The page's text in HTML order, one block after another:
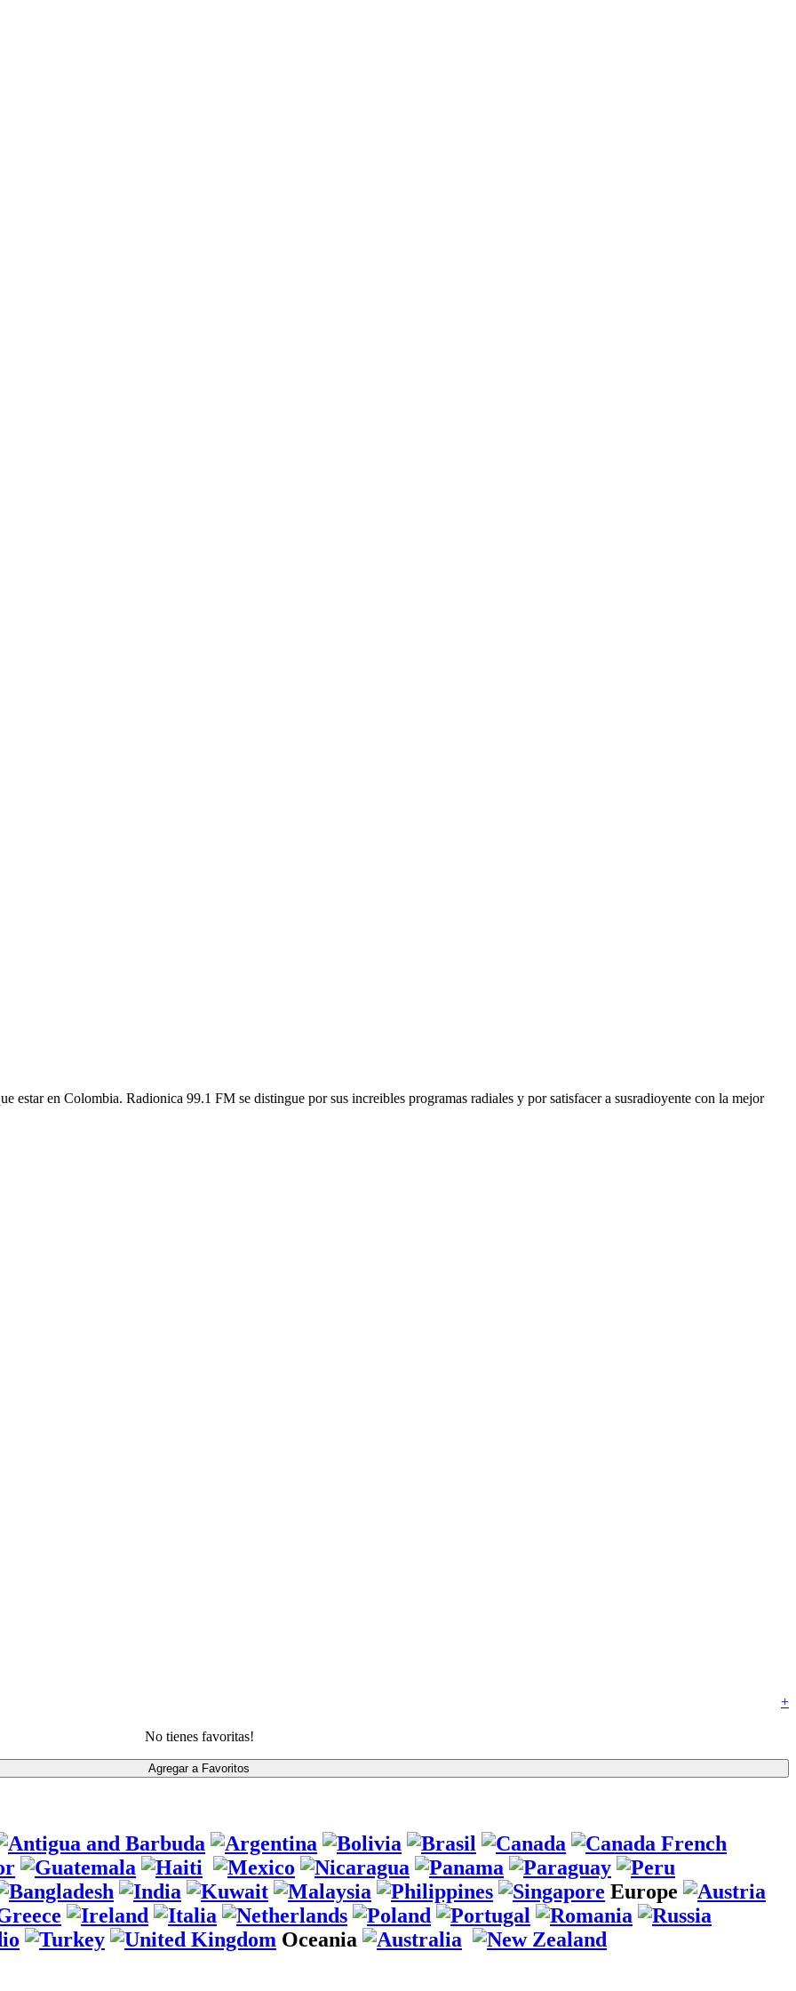
estar en Colombia. Radionica 99.1 FM se distingue por sus increibles programas radiales y por satisfacer a susradioyente con la mejor
+
No tienes favoritas!
Europe
Oceania